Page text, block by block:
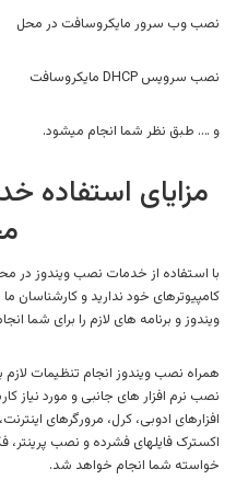
نصب وب سرور مایکروسافت در محل
نصب سرویس DHCP مایکروسافت
و …. طبق نظر شما انجام میشود.
مزایای استفاده
با استفاده از خدمات نصب ویندوز در
کامپیوترهای خود ندارید و
ویندوز و برنامه های لازم را برای شما
همراه نصب ویندوز انجام تنظیمات
نصب نرم افزار های جانبی و مورد
افزارهای ادوبی، کرل، مرورگرهای
اکسترک فایلهای فشرده و نصب پرینتر،
خواسته شما انجام خواهد شد.